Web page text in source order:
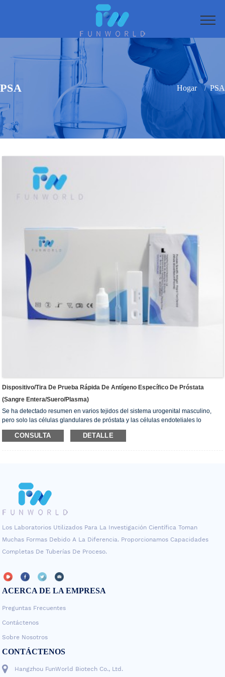
PSA Hogar PSA
Dispositivo/tira De Prueba Rápida De Antígeno Específico De Próstata
(sangre Entera/suero/plasma)
Se ha detectado resumen en varios tejidos del sistema urogenital masculino,
pero solo las células glandulares de próstata y las células endoteliales lo
secretan. El nivel de PSA en el suero de hombres sanos está entre 0.1 ng/ml y
2.6 ng/ml. Se puede elevar en afecciones malignas como el cáncer de próstata y
CONSULTA DETALLE
Los Laboratorios Utilizados Para La Investigación Científica Toman
Muchas Formas Debido A La Diferencia. Proporcionamos Capacidades
Completas De Tuberías De Proceso.
ACERCA DE LA EMPRESA
Preguntas Frecuentes
Contáctenos
Sobre Nosotros
CONTÁCTENOS
Hangzhou FunWorld Biotech Co., Ltd.